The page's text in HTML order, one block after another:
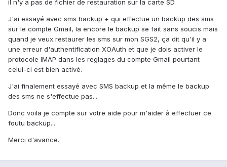
il n'y a pas de fichier de restauration sur la carte SD.
J'ai essayé avec sms backup + qui effectue un backup des sms
sur le compte Gmail, la encore le backup se fait sans soucis mais
quand je veux restaurer les sms sur mon SGS2, ça dit qu'il y a
une erreur d'authentification XOAuth et que je dois activer le
protocole IMAP dans les reglages du compte Gmail pourtant
celui-ci est bien activé.
J'ai finalement essayé avec SMS backup et la même le backup
des sms ne s'effectue pas...
Donc voila je compte sur votre aide pour m'aider à effectuer ce
foutu backup...
Merci d'avance.